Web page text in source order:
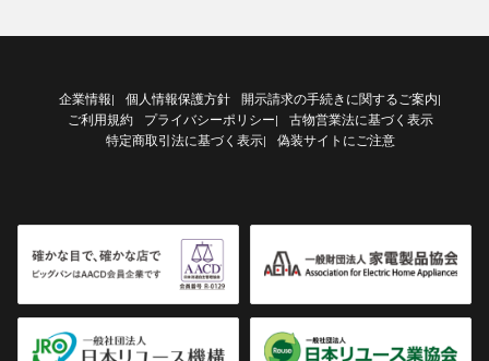
企業情報| 個人情報保護方針 開示請求の手続きに関するご案内|
ご利用規約 プライバシーポリシー|
古物営業法に基づく表示
特定商取引法に基づく表示| 偽装サイトにご注意